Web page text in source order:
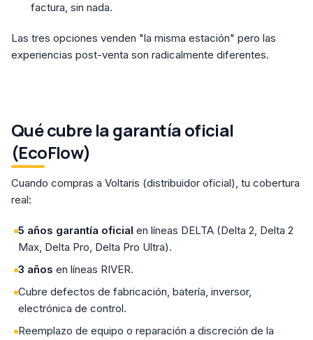
factura, sin nada.
Las tres opciones venden "la misma estación" pero las
experiencias post-venta son radicalmente diferentes.
Qué cubre la garantía oficial
(EcoFlow)
Cuando compras a Voltaris (distribuidor oficial), tu cobertura
real:
5 años garantía oficial en líneas DELTA (Delta 2, Delta 2
Max, Delta Pro, Delta Pro Ultra).
3 años en líneas RIVER.
Cubre defectos de fabricación, batería, inversor,
electrónica de control.
Reemplazo de equipo o reparación a discreción de la